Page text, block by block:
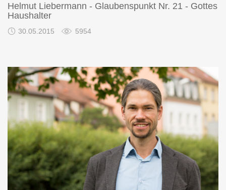
Helmut Liebermann - Glaubenspunkt Nr. 21 - Gottes
Haushalter
30.05.2015 5954